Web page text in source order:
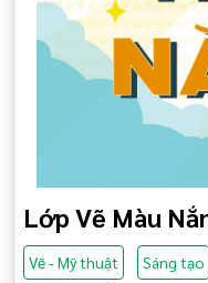
Lớp Vẽ Màu
Vẽ - Mỹ thuật Sáng tạo